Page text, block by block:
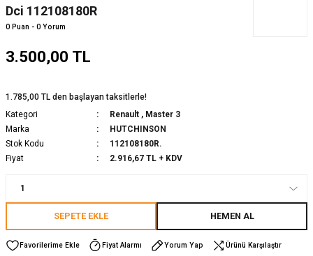
Dci 112108180R
0 Puan - 0 Yorum
3.500,00 TL
1.785,00 TL den başlayan taksitlerle!
Kategori
Renault , Master 3
Marka
HUTCHINSON
Stok Kodu
112108180R.
Fiyat
2.916,67 TL + KDV
SEPETE EKLE HEMEN AL
Fiyat Alarmı Yorum Yap Ürünü Karşılaştır